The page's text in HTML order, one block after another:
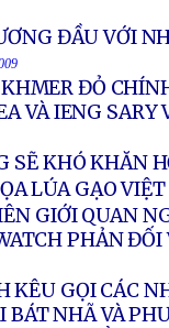
ĐẦU VỚI
ĐỎ
VÀ IENG SARY
SẼ KHÓ KHĂN
LÚA GẠO
GIỚI QUAN
PHẢN ĐỐI
KÊU GỌI CÁC
NHÃ VÀ